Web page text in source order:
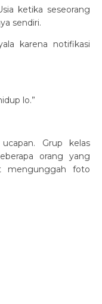
ketika seseorang
sendiri.
karena notifikasi
lo.”
Grup kelas
orang yang
mengunggah foto